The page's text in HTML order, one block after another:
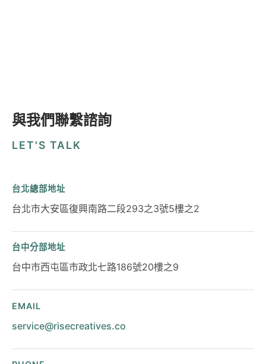
與我們聯繫諮詢
LET'S TALK
台北總部地址
台北市大安區復興南路二段293之3號5樓之2
台中分部地址
台中市西屯區市政北七路186號20樓之9
EMAIL
service@risecreatives.co